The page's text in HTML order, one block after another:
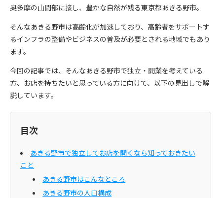
奥多摩の山間部に接し、豊かな自然が残る東京都あきる野市。
そんなあきる野市は高齢化が加速しており、高齢者をサポートす
るインフラの整備やビジネスの普及が必要とされる地域でもあり
ます。
今回の記事では、そんなあきる野市で独立・開業を考えている
方、お店を持ちたいと思っている方に向けて、以下の見出しで解
説しています。
目次
あきる野市で独立してお店を開くなら知っておきたい
こと
あきる野市はこんなところ
あきる野市の人口構成